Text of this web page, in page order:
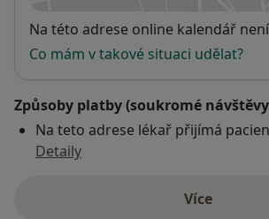
Dostupnost
Na této adrese online kalendář
Co mám v takové situaci udělat?
Způsoby platby (soukromé
Na teto adrese lékař přijímá
Detaily
Víceo adrese